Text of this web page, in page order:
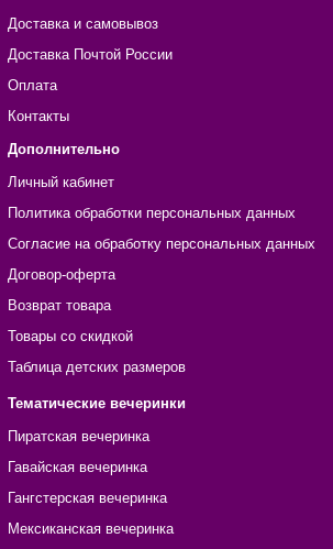
Доставка и самовывоз
Доставка Почтой России
Оплата
Контакты
Дополнительно
Личный кабинет
Политика обработки персональных данных
Согласие на обработку персональных данных
Договор-оферта
Возврат товара
Товары со скидкой
Таблица детских размеров
Тематические вечеринки
Пиратская вечеринка
Гавайская вечеринка
Гангстерская вечеринка
Мексиканская вечеринка